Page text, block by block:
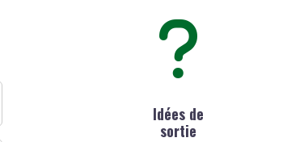
Idées de
sortie